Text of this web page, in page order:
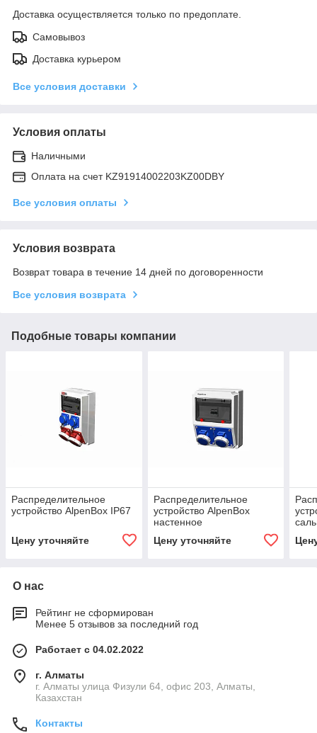
Доставка осуществляется только по предоплате.
Самовывоз
Доставка курьером
Все условия доставки
Условия оплаты
Наличными
Оплата на счет KZ91914002203KZ00DBY
Все условия оплаты
Условия возврата
Возврат товара в течение 14 дней по договоренности
Все условия возврата
Подобные товары компании
Распределительное
устройство AlpenBox IP67
Цену уточняйте
Распределительное
устройство AlpenBox
настенное
Цену уточняйте
О нас
Рейтинг не сформирован
Менее 5 отзывов за последний год
Работает с 04.02.2022
г. Алматы
г. Алматы улица Физули 64, офис 203, Алматы,
Казахстан
Контакты